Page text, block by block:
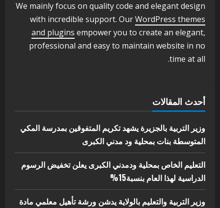
3 أغسطس 3, 2026
اخر الاخبار الاخبار
مدير إدارة الجودة و التطوير الإداري
بوزارة التربية تشارك الملتقي التنسيقي
5
البيئة بالمحلية
يوليو 29, 2026
We mainly focus on quality code and elegant design
with incredible support. OurWordPress themes
and plugins empower you to create an elegant,
professional and easy to maintain website in no
time at all.
أحدث المقالات
وزير التربية بالجزيرة يشهد تكريم المتفوقين بمدرسة المكي
المتوسطة بنات بمحلية ود مدني الكبرى
التعليم الخاص بمحلية ودمدني الكبرى يعلن تخفيض الرسوم
الدراسية لهذا العام بنسبة15%
وزير التربية والتعليم بالولاية يدشن ورشة تأهيل معلمي مادة